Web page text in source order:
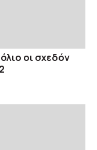
οι σχεδόν